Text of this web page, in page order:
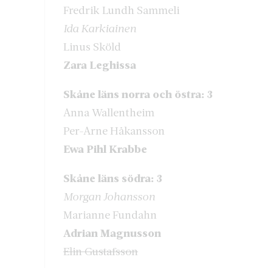
Fredrik Lundh Sammeli
Ida Karkiainen
Linus Sköld
Zara Leghissa
Skåne läns norra och östra: 3
Anna Wallentheim
Per-Arne Håkansson
Ewa Pihl Krabbe
Skåne läns södra: 3
Morgan Johansson
Marianne Fundahn
Adrian Magnusson
Elin Gustafsson